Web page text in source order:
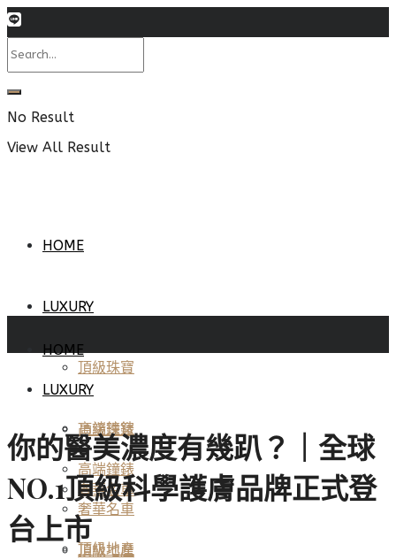
No Result
View All Result
HOME
LUXURY
頂級珠寶
高端鐘錶
奢華名車
頂級地產
HOME
LUXURY
頂級珠寶
高端鐘錶
奢華名車
頂級地產
你的醫美濃度有幾趴？｜全球
NO.1頂級科學護膚品牌正式登
台上市